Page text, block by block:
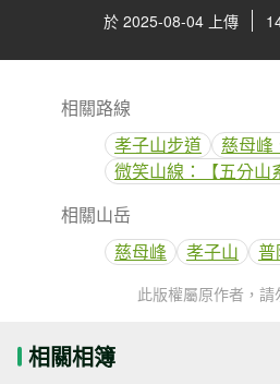
於 2025-08-04 上傳
相關路線
孝子山步道
慈母峰
微笑山線：【五分山
相關山岳
慈母峰
孝子山 普
此版權屬原作者，
相關相簿